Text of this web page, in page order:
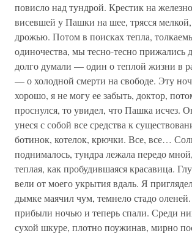
повисло над тундрой. Крестик на
висевшей у Пашки на шее, трясся
дрожью. Потом в поисках тепла,
одиночества, мы тесно-тесно прижались
долго думали — один о теплой жизни в
— о холодной смерти на свободе. Эту
хорошо, я не могу ее забыть, доктор,
проснулся, то увидел, что Пашка исчез.
унеся с собой все средства к
ботинок, котелок, крючки. Все, все…
поднималось, тундра лежала передо
теплая, как пробудившаяся красавица.
вели от моего укрытия вдаль. Я
дымке маячил чум, темнело стадо
прибыли ночью и теперь спали. Среди
сухой шкуре, плотно поужинав, мирно